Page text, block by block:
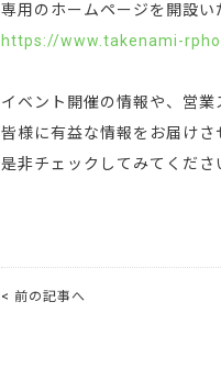
専用のホームページを開設い
https://www.takenami-
イベント開催の情報や、営
皆様に有益な情報をお届けさ
是非チェックしてみてくださ
< 前の記事へ